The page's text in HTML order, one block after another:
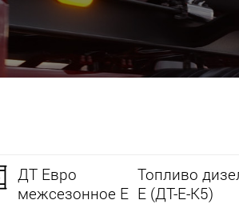
ДТ Евро
межсезонное Е
Топливо
Е (ДТ-Е-К5)